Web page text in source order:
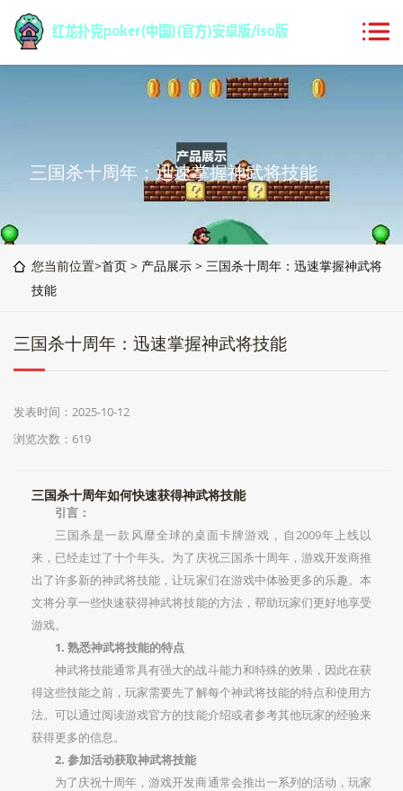
三国杀十周年：迅速掌握神武将技能
您当前位置>首页 > 产品展示 > 三国杀十周年：迅速掌握神武将
技能
三国杀十周年：迅速掌握神武将技能
发表时间：2025-10-12
浏览次数：619
三国杀十周年如何快速获得神武将技能
引言：
三国杀是一款风靡全球的桌面卡牌游戏，自2009年上线以
来，已经走过了十个年头。为了庆祝三国杀十周年，游戏开发商推
出了许多新的神武将技能，让玩家们在游戏中体验更多的乐趣。本
文将分享一些快速获得神武将技能的方法，帮助玩家们更好地享受
游戏。
1. 熟悉神武将技能的特点
神武将技能通常具有强大的战斗能力和特殊的效果，因此在获
得这些技能之前，玩家需要先了解每个神武将技能的特点和使用方
法。可以通过阅读游戏官方的技能介绍或者参考其他玩家的经验来
获得更多的信息。
2. 参加活动获取神武将技能
为了庆祝十周年，游戏开发商通常会推出一系列的活动，玩家